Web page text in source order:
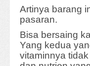
Artinya barang
pasaran.
Bisa bersaing
Yang kedua
vitaminnya